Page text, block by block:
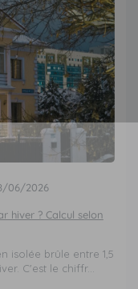
06/2026
hiver ? Calcul selon
isolée brûle entre 1,5
C'est le chiffr...